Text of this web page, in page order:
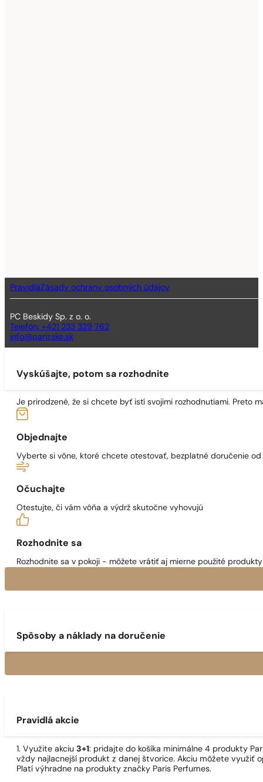
PravidláZásady ochrany osobných údajov
PC Beskidy Sp. z o. o.
Telefón: +421 233 329 762
info@parizske.sk
Vyskúšajte, potom sa rozhodnite
Je prirodzené, že si chcete byť istí svojimi rozhodnutiami. Preto
Objednajte
Vyberte si vône, ktoré chcete otestovať, bezplatné doručenie
Očuchajte
Otestujte, či vám vôňa a výdrž skutočne vyhovujú
Rozhodnite sa
Rozhodnite sa v pokoji - môžete vrátiť aj mierne použité
Spôsoby a náklady na doručenie
Pravidlá akcie
1. Využite akciu 3+1: pridajte do košíka minimálne 4 produkty
vždy najlacnejší produkt z danej štvorice. Akciu môžete využiť
Platí výhradne na produkty značky Paris Perfumes.